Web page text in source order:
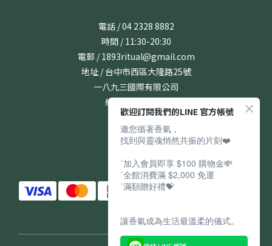
電話 / 04 2328 8882
時間 / 11:30-20:30
電郵 / 1893ritual@gmail.com
地址 / 台中市西區大隆路25號
一八九三國際有限公司
統編 / 24831167
歡迎訂閱我們的LINE 官方帳號
邀您循著香氣，
找到與靈魂悄然共振的片刻❤️
˙加入會員即享 $100 購物金💸
˙全館消費滿 $2,000 免運
˙滿額贈好禮💝
讓香氣成為生活最溫柔的儀式。